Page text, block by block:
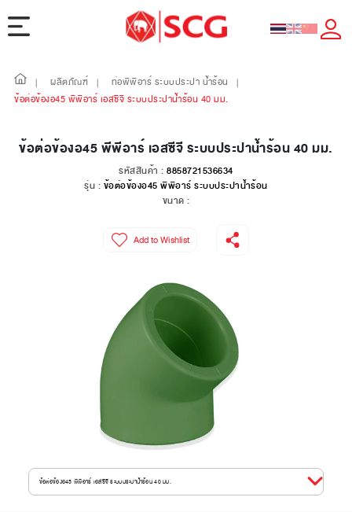
| ผลิตภัณฑ์ | ท่อพีพีอาร์ ระบบประปา น้ำร้อน
|
ข้อต่อข้องอ45 พีพีอาร์ เอสซีจี ระบบประปาน้ำร้อน 40 มม.
ข้อต่อข้องอ45 พีพีอาร์ เอสซีจี ระบบประปาน้ำร้อน 40 มม.
รหัสสินค้า : 8858721536634
รุ่น : ข้อต่อข้องอ45 พีพีอาร์ ระบบประปาน้ำร้อน
ขนาด :
Add to Wishlist
ข้อต่อข้องอ45 พีพีอาร์ เอสซีจี ระบบประปาน้ำร้อน 40 มม.